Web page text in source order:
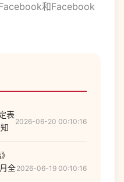
和Facebook
表
2026-06-20 00:10:16
全2026-06-19 00:10:16